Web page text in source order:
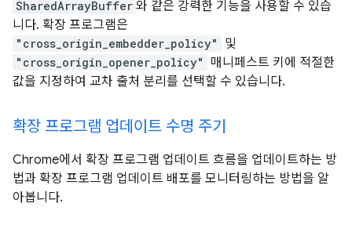
SharedArrayBuffer 와 같은 강력한 기능을 사용할 수 있습
니다. 확장 프로그램은
"cross_origin_embedder_policy" 및
"cross_origin_opener_policy"
매니페스트 키에 적절한
값을 지정하여 교차 출처 분리를 선택할 수 있습니다.
확장 프로그램 업데이트 수명 주기
Chrome에서 확장 프로그램 업데이트 흐름을 업데이트하는 방
법과 확장 프로그램 업데이트 배포를 모니터링하는 방법을 알
아봅니다.